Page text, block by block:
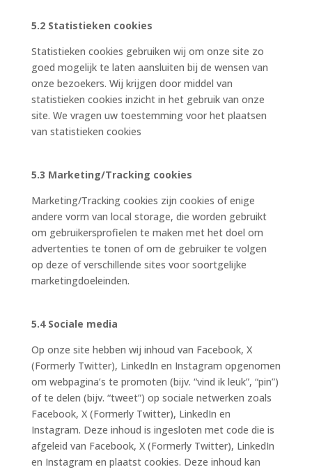
5.2 Statistieken cookies
Statistieken cookies gebruiken wij om onze site zo
goed mogelijk te laten aansluiten bij de wensen van
onze bezoekers. Wij krijgen door middel van
statistieken cookies inzicht in het gebruik van onze
site. We vragen uw toestemming voor het plaatsen
van statistieken cookies
5.3 Marketing/Tracking cookies
Marketing/Tracking cookies zijn cookies of enige
andere vorm van local storage, die worden gebruikt
om gebruikersprofielen te maken met het doel om
advertenties te tonen of om de gebruiker te volgen
op deze of verschillende sites voor soortgelijke
marketingdoeleinden.
5.4 Sociale media
Op onze site hebben wij inhoud van Facebook, X
(Formerly Twitter), LinkedIn en Instagram opgenomen
om webpagina’s te promoten (bijv. “vind ik leuk”, “pin”)
of te delen (bijv. “tweet”) op sociale netwerken zoals
Facebook, X (Formerly Twitter), LinkedIn en
Instagram. Deze inhoud is ingesloten met code die is
afgeleid van Facebook, X (Formerly Twitter), LinkedIn
en Instagram en plaatst cookies. Deze inhoud kan